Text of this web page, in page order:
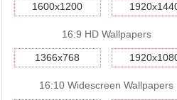
1600x1200
16:9 HD Wallpapers
1366x768
16:10 Widescreen Wallpapers